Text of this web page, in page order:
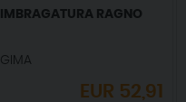
IMBRAGATURA RAGNO
GIMA
EUR 52,91